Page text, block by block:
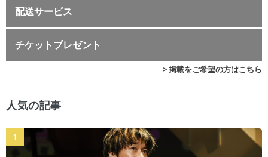
配送サービス
チケットプレゼント
> 掲載をご希望の方はこちら
人気の記事